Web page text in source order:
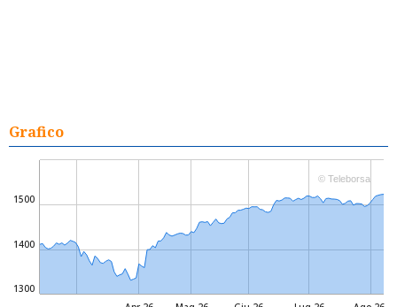
Grafico
1300
1400
1500
© Teleborsa